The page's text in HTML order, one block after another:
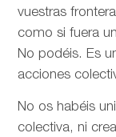
vuestras
como si fuera
No podéis. Es
acciones
No os habéis
colectiva, ni